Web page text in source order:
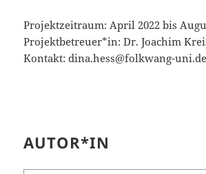
Projektzeitraum: April 2022 bis
Projektbetreuer*in: Dr. Joachim
Kontakt: dina.hess@folkwang-uni.de
AUTOR*IN